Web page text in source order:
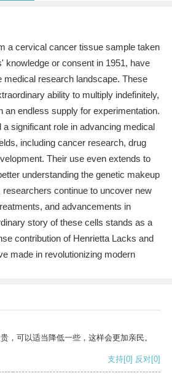
a cervical cancer tissue sample taken
knowledge or consent in 1951, have
medical research landscape. These
ability to multiply indefinitely,
an endless supply for experimentation.
significant role in advancing medical
including cancer research, drug
Their use even extends to
understanding the genetic makeup
continue to uncover new
and advancements in
story of these cells stands as a
contribution of Henrietta Lacks and
made in revolutionizing modern
，可以适当降低一些，这样会更加亲民。
支持[0] 反对[0]